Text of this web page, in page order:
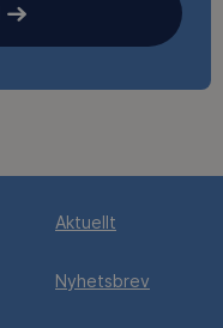
Aktuellt
Nyhetsbrev